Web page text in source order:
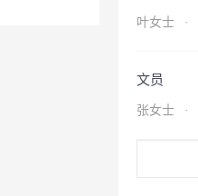
叶女士 ·
文员
张女士 ·